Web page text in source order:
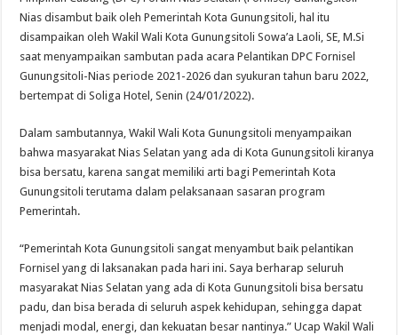
Nias disambut baik oleh Pemerintah Kota Gunungsitoli, hal itu
disampaikan oleh Wakil Wali Kota Gunungsitoli Sowa’a Laoli, SE, M.Si
saat menyampaikan sambutan pada acara Pelantikan DPC Fornisel
Gunungsitoli-Nias periode 2021-2026 dan syukuran tahun baru 2022,
bertempat di Soliga Hotel, Senin (24/01/2022).
Dalam sambutannya, Wakil Wali Kota Gunungsitoli menyampaikan
bahwa masyarakat Nias Selatan yang ada di Kota Gunungsitoli kiranya
bisa bersatu, karena sangat memiliki arti bagi Pemerintah Kota
Gunungsitoli terutama dalam pelaksanaan sasaran program
Pemerintah.
“Pemerintah Kota Gunungsitoli sangat menyambut baik pelantikan
Fornisel yang di laksanakan pada hari ini. Saya berharap seluruh
masyarakat Nias Selatan yang ada di Kota Gunungsitoli bisa bersatu
padu, dan bisa berada di seluruh aspek kehidupan, sehingga dapat
menjadi modal, energi, dan kekuatan besar nantinya.” Ucap Wakil Wali